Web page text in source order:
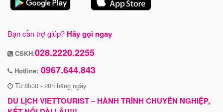
Bạn cần trợ giúp? Hãy gọi ngay
CSKH:028.2220.2255
Hotline: 0967.644.843
Từ 8h30 - 20h hằng ngày
DU LỊCH VIETTOURIST – HÀNH TRÌNH CHUYÊN NGHIỆP,